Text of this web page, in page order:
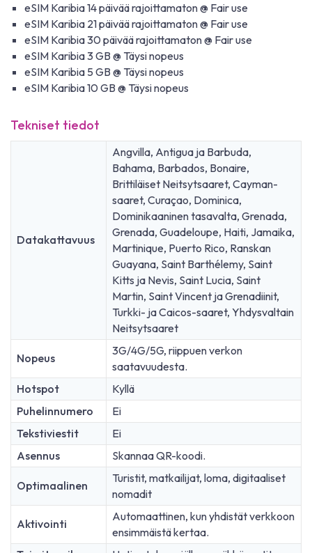
eSIM Karibia 14 päivää rajoittamaton @ Fair use
eSIM Karibia 21 päivää rajoittamaton @ Fair use
eSIM Karibia 30 päivää rajoittamaton @ Fair use
eSIM Karibia 3 GB @ Täysi nopeus
eSIM Karibia 5 GB @ Täysi nopeus
eSIM Karibia 10 GB @ Täysi nopeus
Tekniset tiedot
Datakattavuus
Angvilla, Antigua ja Barbuda,
Bahama, Barbados, Bonaire,
Brittiläiset Neitsytsaaret, Cayman-
saaret, Curaçao, Dominica,
Dominikaaninen tasavalta, Grenada,
Grenada, Guadeloupe, Haiti, Jamaika,
Martinique, Puerto Rico, Ranskan
Guayana, Saint Barthélemy, Saint
Kitts ja Nevis, Saint Lucia, Saint
Martin, Saint Vincent ja Grenadiinit,
Turkki- ja Caicos-saaret, Yhdysvaltain
Neitsytsaaret
Nopeus
3G/4G/5G, riippuen verkon
saatavuudesta.
Hotspot
Kyllä
Puhelinnumero
Ei
Tekstiviestit
Ei
Asennus
Skannaa QR-koodi.
Optimaalinen
Turistit, matkailijat, loma, digitaaliset
nomadit
Aktivointi
Automaattinen, kun yhdistät verkkoon
ensimmäistä kertaa.